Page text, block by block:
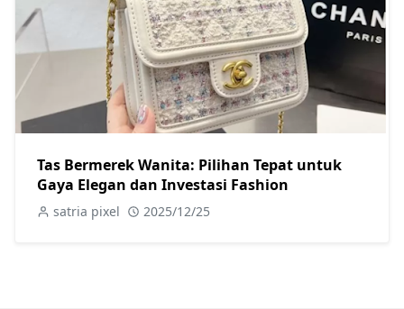
Tas Bermerek Wanita: Pilihan Tepat untuk
Gaya Elegan dan Investasi Fashion
satria pixel 2025/12/25